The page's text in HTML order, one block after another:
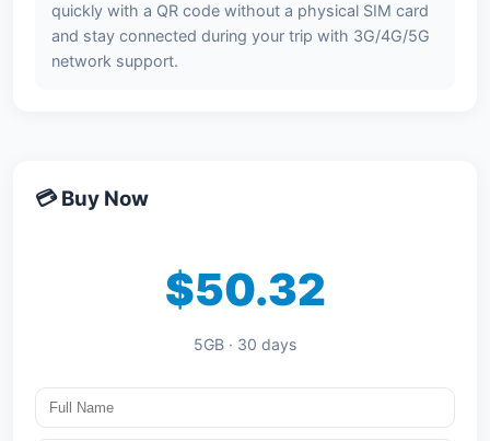
quickly with a QR code without a physical SIM card
and stay connected during your trip with 3G/4G/5G
network support.
💳 Buy Now
$50.32
5GB · 30 days